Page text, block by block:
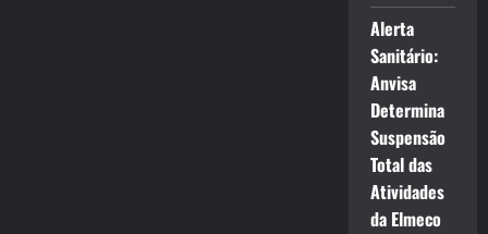
Alerta
Sanitário:
Anvisa
Determina
Suspensão
Total das
Atividades
da Elmeco